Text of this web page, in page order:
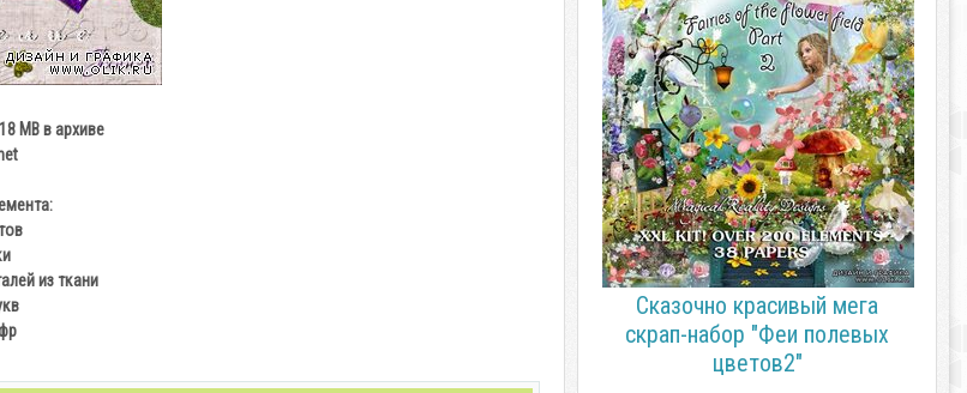
MB в архиве
из ткани
Сказочно красивый мега
скрап-набор "Феи полевых
цветов2"